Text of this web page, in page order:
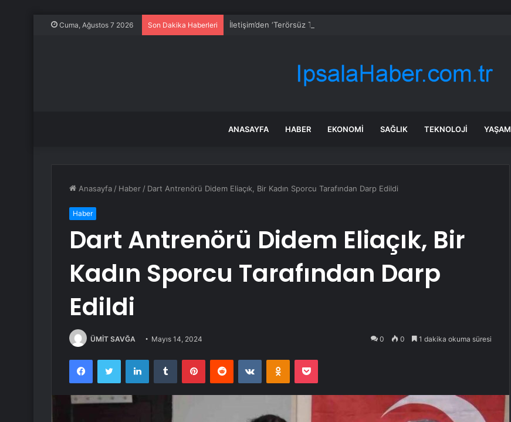
Cuma, Ağustos 7 2026 Son Dakika Haberleri İletişim’den ‘Terörsüz Türkiye’ hedefli videolu paylaşım
ANASAYFA HABER EKONOMI SAĞLIK TEKNOLOJI YAŞAM
Anasayfa / Haber / Dart Antrenörü Didem Eliaçık, Bir Kadın Sporcu Tarafından Darp Edildi
Haber
Dart Antrenörü Didem Eliaçık, Bir
Kadın Sporcu Tarafından Darp
Edildi
ÜMİT SAVĞA Mayıs 14, 2024 0 0 1 dakika okuma süresi
FacebookTwitter LinkedInTumblr PinterestReddit VKontakteOdnoklassniki
Pocket